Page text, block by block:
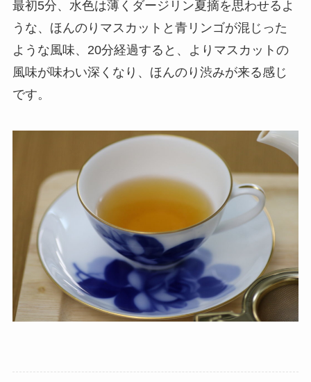
最初5分、水色は薄くダージリン夏摘を思わせるよ
うな、ほんのりマスカットと青リンゴが混じった
ような風味、20分経過すると、よりマスカットの
風味が味わい深くなり、ほんのり渋みが来る感じ
です。